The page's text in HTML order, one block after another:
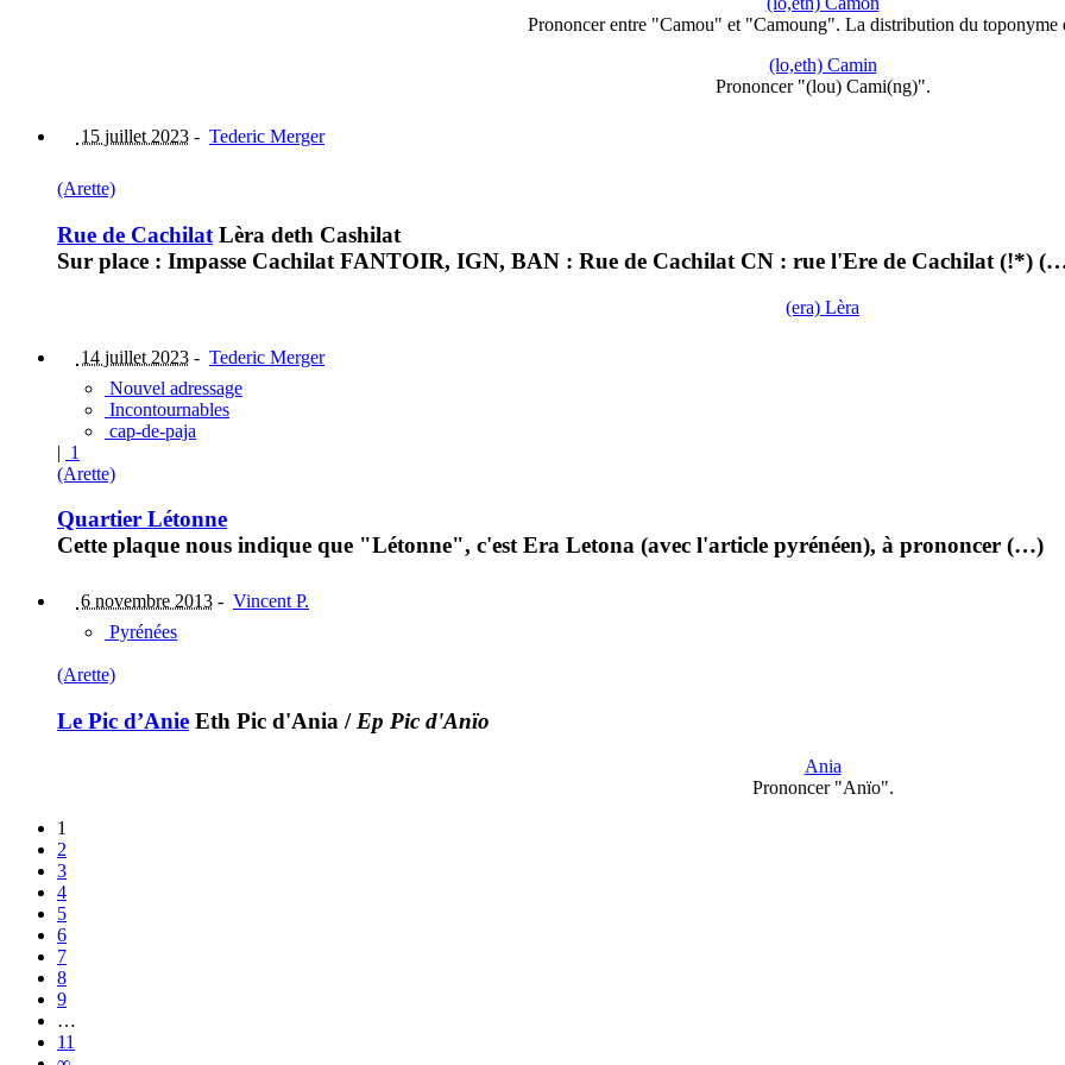
Prononcer entre "Camou" et "Camoung". La distribution du
(lo,eth) Camin
Prononcer "(lou) Cami(ng)".
15 juillet 2023 - Tederic Merger
(Arette)
Rue de Cachilat Lèra deth Cashilat
Sur place : Impasse Cachilat FANTOIR, IGN, BAN : Rue de Cachilat CN : rue l'Ere de Cachilat (!*)
(era) Lèra
14 juillet 2023 - Tederic Merger
Nouvel adressage
Incontournables
cap-de-paja
| 1
(Arette)
Quartier Létonne
Cette plaque nous indique que "Létonne", c'est Era Letona (avec l'article pyrénéen), à prononcer (…)
6 novembre 2013 - Vincent P.
Pyrénées
(Arette)
Le Pic d’Anie Eth Pic d'Ania / Ep Pic d'Anïo
Ania
Prononcer "Anïo".
1
2
3
4
5
6
7
8
9
…
11